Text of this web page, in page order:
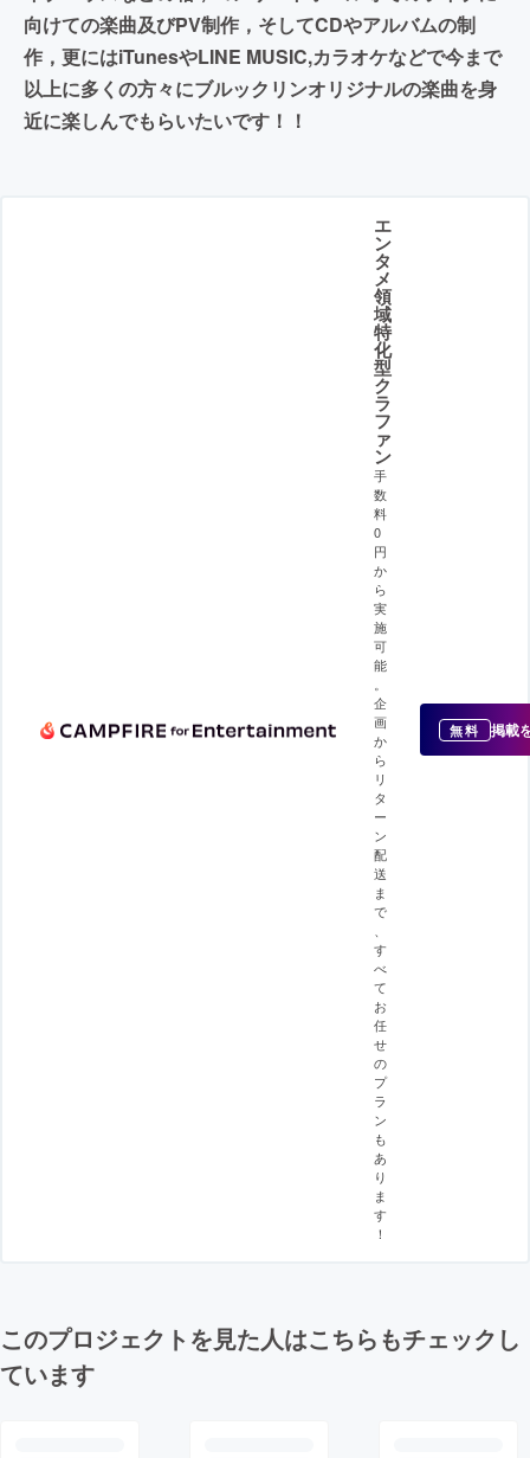
向けての楽曲及びPV制作，そしてCDやアルバムの制
作，更にはiTunesやLINE MUSIC,カラオケなどで今まで
以上に多くの方々にブルックリンオリジナルの楽曲を身
近に楽しんでもらいたいです！！
エ
ン
タ
メ
領
域
特
化
型
ク
ラ
フ
ァ
ン
手
数
料
0
円
か
ら
実
施
可
能
。
企
画
か
ら
リ
タ
ー
ン
配
送
ま
で
、
す
べ
て
お
任
せ
の
プ
ラ
ン
も
あ
り
ま
す
！
無料 掲載
このプロジェクトを見た人はこちらもチェックし
ています